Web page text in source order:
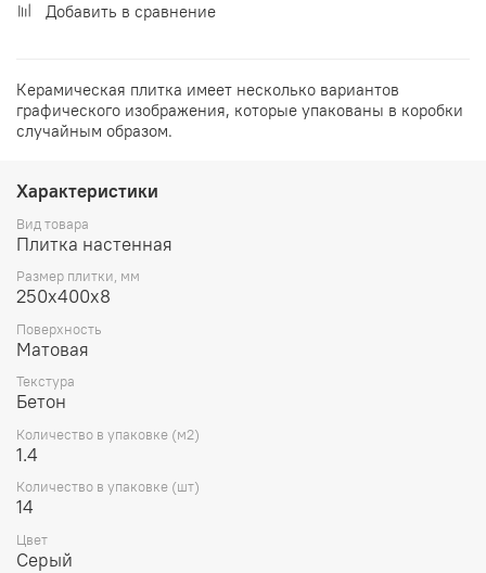
Добавить в сравнение
Керамическая плитка имеет несколько вариантов
графического изображения, которые упакованы в коробки
случайным образом.
Характеристики
Вид товара
Плитка настенная
Размер плитки, мм
250х400х8
Поверхность
Матовая
Текстура
Бетон
Количество в упаковке (м2)
1.4
Количество в упаковке (шт)
14
Цвет
Серый